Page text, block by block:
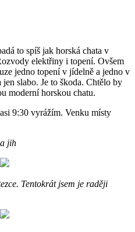
to spíš jak horská chata v
elektřiny i topení. Ovšem
jedno topení v jídelně a jedno v
slabo. Je to škoda. Chtělo by
moderní horskou chatu.
9:30 vyrážím. Venku místy
jih
Tentokrát jsem je raději